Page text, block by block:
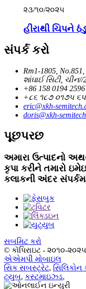
૨૩/૧૦/૨૦૨૫
હીરાથી ચિપને
સંપર્ક કરો
Rm1-1805,
શાંઘાઈ સિટી, ચીન//
+86 158 0194 2596
+૮૬ ૧૮૭ ૦૧૭૫
eric@xkh-
doris@xkh-
પૂછપરછ
અમારા ઉત્પાદનો
કૃપા કરીને તમારો
કલાકની અંદર
સબમિટ કરો
© કૉપિરાઇટ - ૨૦૧૦-૨૦૨૫
એએમપી મોબાઇલ
સિક સબસ્ટ્રેટ, સિલિકોન
ટ્યુબ, કસ્ટમાઇઝ્ડ,